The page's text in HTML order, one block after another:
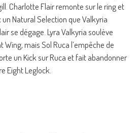
Charlotte Flair remonte sur le ring et
Natural Selection que Valkyria
se dégage. Lyra Valkyria soulève
mais Sol Ruca l’empêche de
un Kick sur Ruca et fait abandonner
Eight Leglock.